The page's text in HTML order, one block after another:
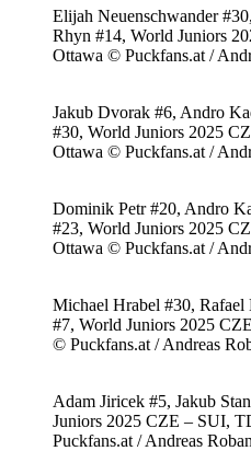
Elijah Neuenschwander
Rhyn #14, World Juniors
Ottawa © Puckfans.at /
Jakub Dvorak #6, Andro
#30, World Juniors 2025
Ottawa © Puckfans.at /
Dominik Petr #20, Andro
#23, World Juniors 2025
Ottawa © Puckfans.at /
Michael Hrabel #30, Rafael
#7, World Juniors 2025
© Puckfans.at / Andreas
Adam Jiricek #5, Jakub
Juniors 2025 CZE – SUI,
Puckfans.at / Andreas